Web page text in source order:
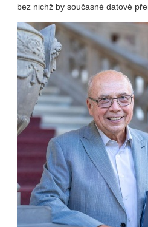
bez nichž by současné datové